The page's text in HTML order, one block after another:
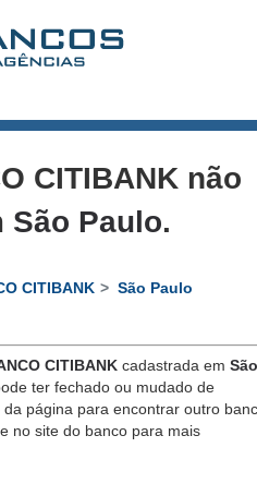
CITIBANK não
São Paulo.
CITIBANK
São Paulo
CITIBANK cadastrada em São
ter fechado ou mudado de
página para encontrar outro
no site do banco para mais